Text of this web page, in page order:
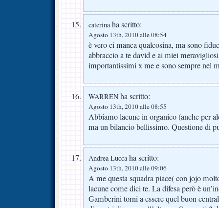
caterinaha scritto:
Agosto 13th, 2010 alle 08:54
è vero ci manca qualcosina, ma sono
abbraccio a te david e ai miei
importantissimi x me e sono sempre nel
WARREN ha scritto:
Agosto 13th, 2010 alle 08:55
Abbiamo lacune in organico (anche per
ma un bilancio bellissimo. Questione di
Andrea Luccaha scritto:
Agosto 13th, 2010 alle 09:06
A me questa squadra piace( con jojo
lacune come dici te. La difesa però è
Gamberini torni a essere quel buon